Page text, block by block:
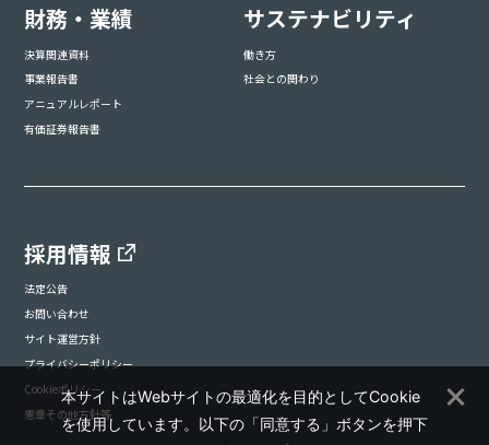
財務・業績
決算関連資料
事業報告書
アニュアルレポート
有価証券報告書
サステナビリティ
働き方
社会との関わり
採用情報
法定公告
お問い合わせ
サイト運営方針
プライバシーポリシー
Cookieポリシー
憲章その他方針等
本サイトはWebサイトの最適化を目的としてCookie
を使用しています。以下の「同意する」ボタンを押下